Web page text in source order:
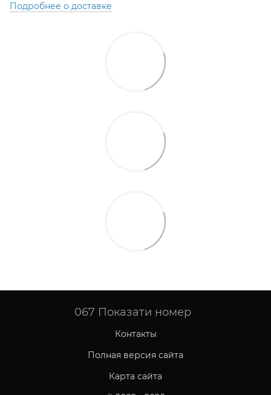
Подробнее о доставке
067 Показати номер
Контакты
Полная версия сайта
Карта сайта